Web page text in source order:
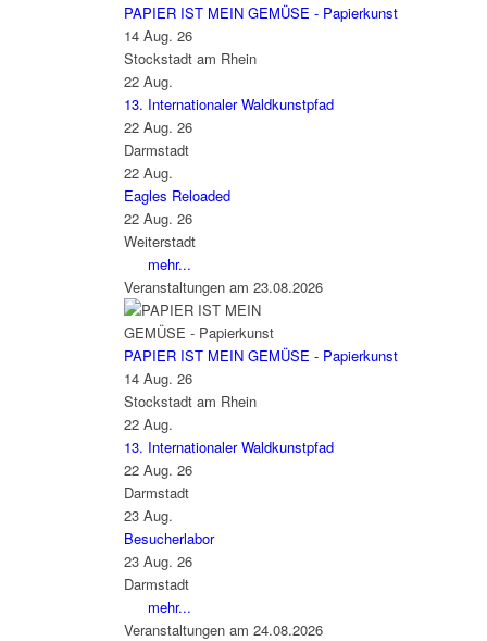
PAPIER IST MEIN GEMÜSE - Papierkunst
14 Aug. 26
Stockstadt am Rhein
22 Aug.
13. Internationaler Waldkunstpfad
22 Aug. 26
Darmstadt
22 Aug.
Eagles Reloaded
22 Aug. 26
Weiterstadt
mehr...
Veranstaltungen am 23.08.2026
PAPIER IST MEIN GEMÜSE - Papierkunst
14 Aug. 26
Stockstadt am Rhein
22 Aug.
13. Internationaler Waldkunstpfad
22 Aug. 26
Darmstadt
23 Aug.
Besucherlabor
23 Aug. 26
Darmstadt
mehr...
Veranstaltungen am 24.08.2026